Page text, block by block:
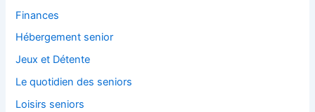
Finances
Hébergement senior
Jeux et Détente
Le quotidien des seniors
Loisirs seniors